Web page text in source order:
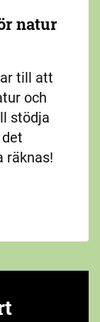
natur
till att
och
stödja
räknas!